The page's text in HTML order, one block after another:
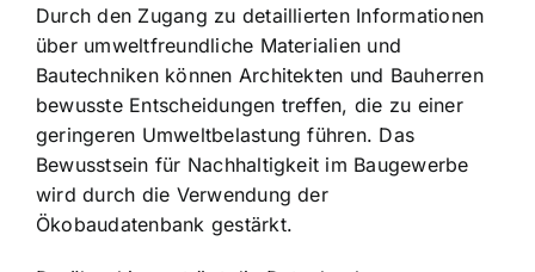
Durch den Zugang zu detaillierten Informationen
über umweltfreundliche Materialien und
Bautechniken können Architekten und Bauherren
bewusste Entscheidungen treffen, die zu einer
geringeren Umweltbelastung führen. Das
Bewusstsein für Nachhaltigkeit im Baugewerbe
wird durch die Verwendung der
Ökobaudatenbank gestärkt.